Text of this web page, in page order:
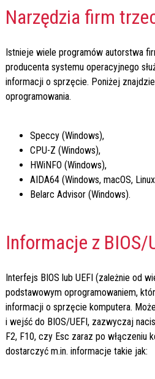
Narzędzia firm
Istnieje wiele programów autorstwa
producenta systemu operacyjnego
informacji o sprzęcie. Poniżej
oprogramowania.
Speccy (Windows),
CPU-Z (Windows),
HWiNFO (Windows),
AIDA64 (Windows, macOS,
Belarc Advisor (Windows).
Informacje z BIOS/
Interfejs BIOS lub UEFI (zależnie od
podstawowym oprogramowaniem,
informacji o sprzęcie komputera.
i wejść do BIOS/UEFI, zazwyczaj
F2, F10, czy Esc zaraz po włączeniu
dostarczyć m.in. informacje takie jak: